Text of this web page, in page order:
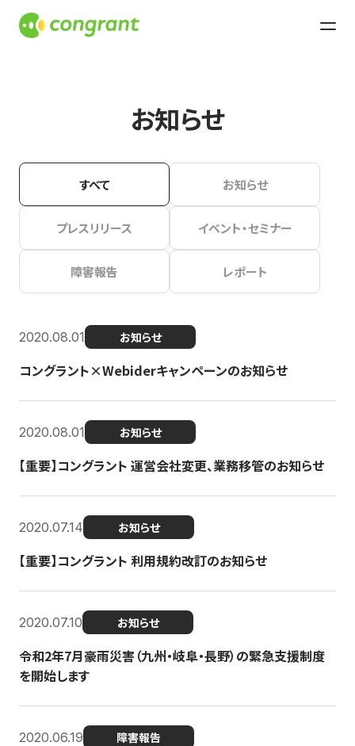
お知らせ
すべて お知らせ
プレスリリース イベント・セミナー
障害報告 レポート
2020.08.01 お知らせ
コングラント×Webiderキャンペーンのお知らせ
2020.08.01 お知らせ
【重要】コングラント 運営会社変更、業務移管のお知らせ
2020.07.14 お知らせ
【重要】コングラント 利用規約改訂のお知らせ
2020.07.10 お知らせ
令和2年7月豪雨災害（九州・岐阜・長野）の緊急支援制度
を開始します
2020.06.19 障害報告